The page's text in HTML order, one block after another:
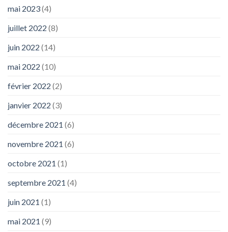
mai 2023(4)
juillet 2022 (8)
juin 2022 (14)
mai 2022 (10)
février 2022 (2)
janvier 2022 (3)
décembre 2021 (6)
novembre 2021 (6)
octobre 2021 (1)
septembre 2021 (4)
juin 2021 (1)
mai 2021 (9)